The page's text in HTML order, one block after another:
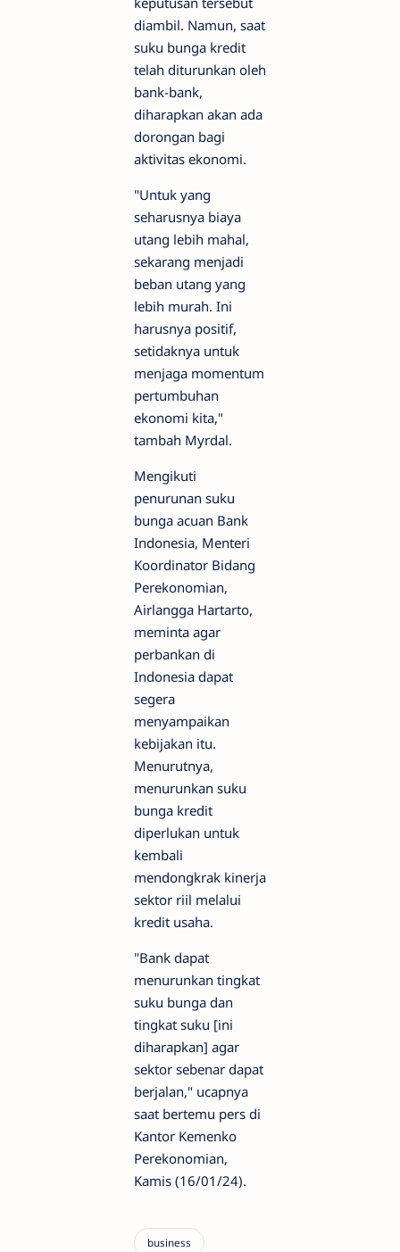
diambil. Namun, saat
suku bunga kredit
telah diturunkan oleh
bank-bank,
diharapkan akan ada
dorongan bagi
aktivitas ekonomi.
"Untuk yang
seharusnya biaya
utang lebih mahal,
sekarang menjadi
beban utang yang
lebih murah. Ini
harusnya positif,
setidaknya untuk
menjaga momentum
pertumbuhan
ekonomi kita,"
tambah Myrdal.
Mengikuti
penurunan suku
bunga acuan Bank
Indonesia, Menteri
Koordinator Bidang
Perekonomian,
Airlangga Hartarto,
meminta agar
perbankan di
Indonesia dapat
segera
menyampaikan
kebijakan itu.
Menurutnya,
menurunkan suku
bunga kredit
diperlukan untuk
kembali
mendongkrak kinerja
sektor riil melalui
kredit usaha.
"Bank dapat
menurunkan tingkat
suku bunga dan
tingkat suku [ini
diharapkan] agar
sektor sebenar dapat
berjalan," ucapnya
saat bertemu pers di
Kantor Kemenko
Perekonomian,
Kamis (16/01/24).